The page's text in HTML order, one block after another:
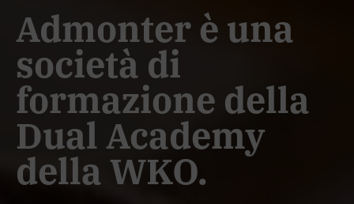
Admonter è una
società di
formazione della
Dual Academy
della WKO.